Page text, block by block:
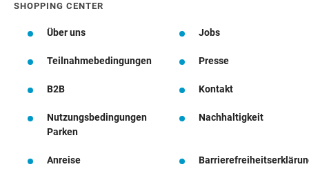
SHOPPING CENTER
Über uns Jobs
Teilnahmebedingungen Presse
B2B Kontakt
Nutzungsbedingungen
Parken
Nachhaltigkeit
Anreise